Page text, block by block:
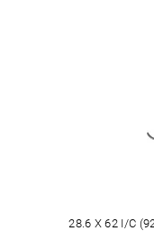
28.6 X 62 I/C